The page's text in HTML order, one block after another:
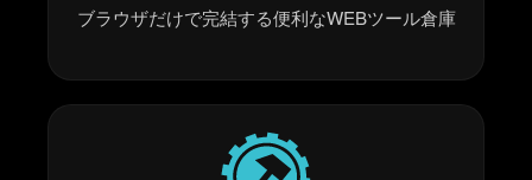
ブラウザだけで完結する便利なWEBツール倉庫